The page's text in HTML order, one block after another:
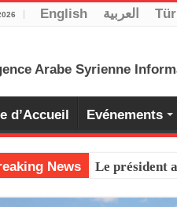
English العربية
d’Accueil Evénements
News Le président